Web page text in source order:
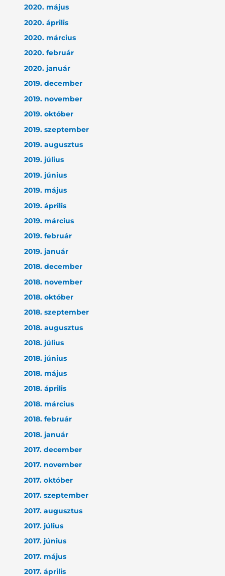
2020. május
2020. április
2020. március
2020. február
2020. január
2019. december
2019. november
2019. október
2019. szeptember
2019. augusztus
2019. július
2019. június
2019. május
2019. április
2019. március
2019. február
2019. január
2018. december
2018. november
2018. október
2018. szeptember
2018. augusztus
2018. július
2018. június
2018. május
2018. április
2018. március
2018. február
2018. január
2017. december
2017. november
2017. október
2017. szeptember
2017. augusztus
2017. július
2017. június
2017. május
2017. április